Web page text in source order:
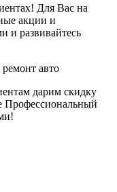
Для Вас на
акции и
и развивайтесь
авто
дарим скидку
Профессиональный